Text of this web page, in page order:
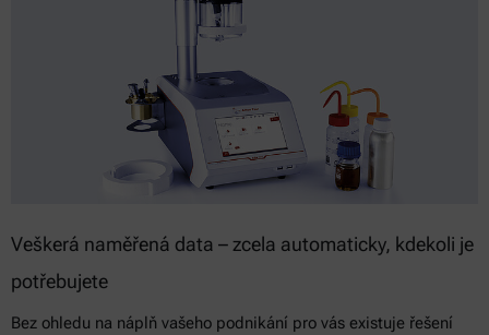
Veškerá naměřená data – zcela automaticky, kdekoli je
potřebujete
Bez ohledu na náplň vašeho podnikání pro vás existuje řešení